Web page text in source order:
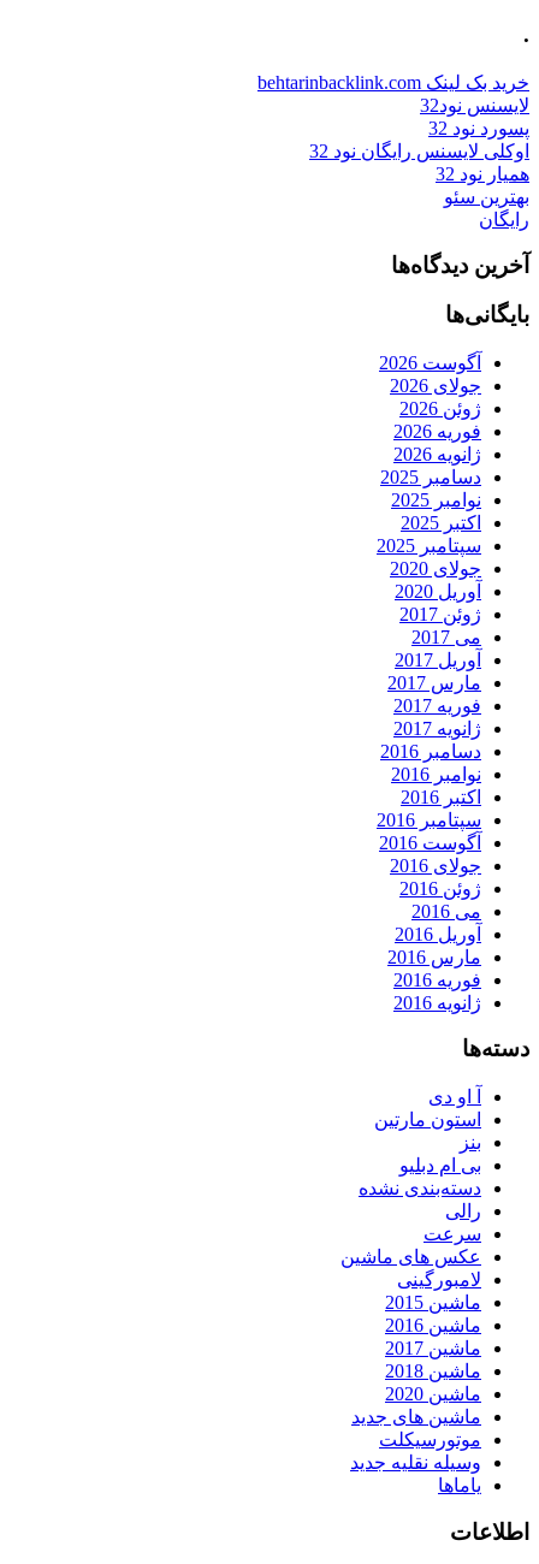
.
خرید بک لینک behtarinbacklink.com
لایسنس نود32
پسورد نود 32
اوکلی لایسنس رایگان نود 32
همیار نود 32
بهترین سئو
رایگان
آخرین دیدگاه‌ها
بایگانی‌ها
آگوست 2026
جولای 2026
ژوئن 2026
فوریه 2026
ژانویه 2026
دسامبر 2025
نوامبر 2025
اکتبر 2025
سپتامبر 2025
جولای 2020
آوریل 2020
ژوئن 2017
می 2017
آوریل 2017
مارس 2017
فوریه 2017
ژانویه 2017
دسامبر 2016
نوامبر 2016
اکتبر 2016
سپتامبر 2016
آگوست 2016
جولای 2016
ژوئن 2016
می 2016
آوریل 2016
مارس 2016
فوریه 2016
ژانویه 2016
دسته‌ها
آ او دی
استون مارتین
بنز
بی ام دبلیو
دسته‌بندی نشده
رالی
سرعت
عکس های ماشین
لامبورگینی
ماشین 2015
ماشین 2016
ماشین 2017
ماشین 2018
ماشین 2020
ماشین های جدید
موتورسیکلت
وسیله نقلیه جدید
یاماها
اطلاعات